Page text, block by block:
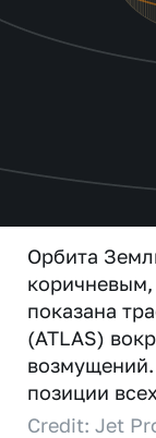
Орбита
показана
(ATLAS)
позиции
Credit: Jet